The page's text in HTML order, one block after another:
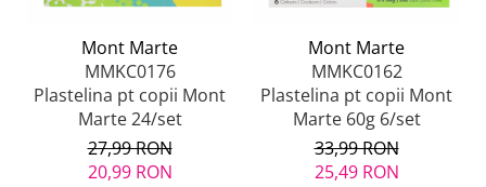
Mont Marte
MMKC0176
Plastelina pt copii Mont
Marte 24/set
27,99 RON
20,99 RON
Mont Marte
MMKC0162
Plastelina pt copii Mont
Marte 60g 6/set
33,99 RON
25,49 RON